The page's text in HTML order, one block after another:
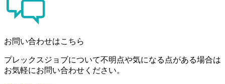
お問い合わせはこちら
プレックスジョブについて不明点や気になる点がある場合は
お気軽にお問い合わせください。